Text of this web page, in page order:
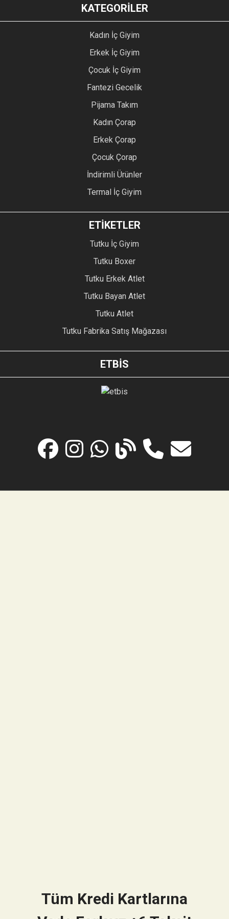
KATEGORİLER
Kadın İç Giyim
Erkek İç Giyim
Çocuk İç Giyim
Fantezi Gecelik
Pijama Takım
Kadın Çorap
Erkek Çorap
Çocuk Çorap
İndirimli Ürünler
Termal İç Giyim
ETİKETLER
Tutku İç Giyim
Tutku Boxer
Tutku Erkek Atlet
Tutku Bayan Atlet
Tutku Atlet
Tutku Fabrika Satış Mağazası
ETBİS
Tüm Kredi Kartlarına